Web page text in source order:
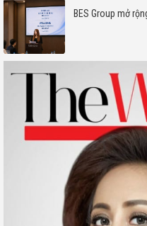
BES Group mở